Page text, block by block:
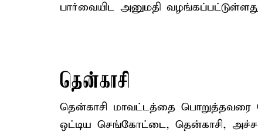
பார்வையிட அனுமதி
தென்காசி
தென்காசி மாவட்டத்தை பொறுத்தவரை
ஒட்டிய செங்கோட்டை, தென்காசி,